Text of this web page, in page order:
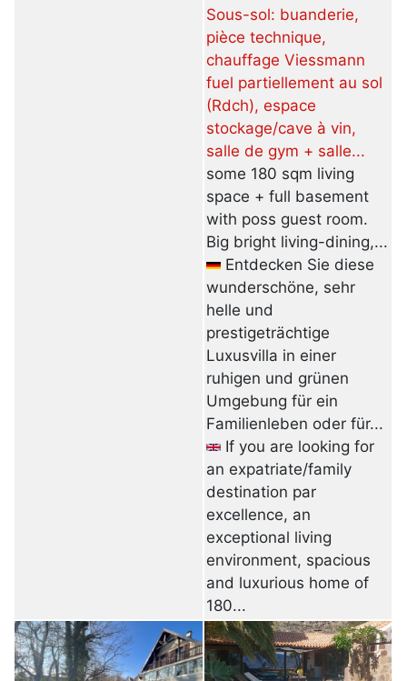
Sous-sol: buanderie,
pièce technique,
chauffage Viessmann
fuel partiellement au sol
(Rdch), espace
stockage/cave à vin,
salle de gym + salle...
some 180 sqm living
space + full basement
with poss guest room.
Big bright living-dining,...
Entdecken Sie diese
wunderschöne, sehr
helle und
prestigeträchtige
Luxusvilla in einer
ruhigen und grünen
Umgebung für ein
Familienleben oder für...
If you are looking for
an expatriate/family
destination par
excellence, an
exceptional living
environment, spacious
and luxurious home of
180...